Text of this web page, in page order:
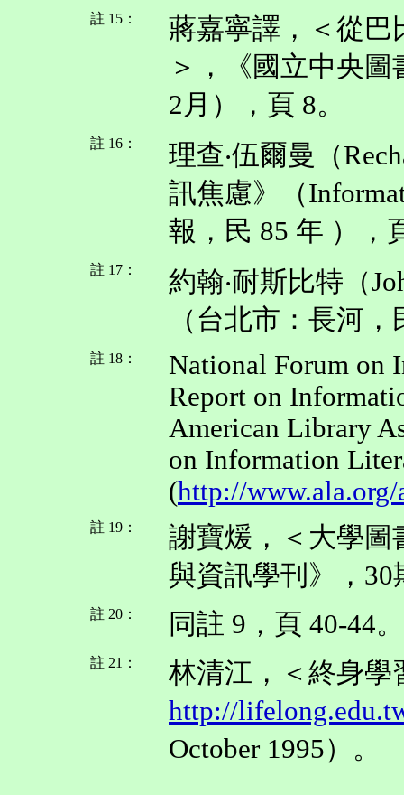
註 15：
蔣嘉寧譯，＜從巴
＞，《國立中央
2月），頁 8。
註 16：
理查‧伍爾曼（
訊焦慮》（
報，民 85 年 ），
註 17：
約翰‧耐斯比特（
（台北市：長河
註 18：
National Forum on
Report on
American Library
on Information
(http://
註 19：
謝寶煖，＜大學圖
與資訊學刊》，30
註 20： 同註 9，頁 40-44。
註 21：
林清江，＜終身學
http://
October 1995）。